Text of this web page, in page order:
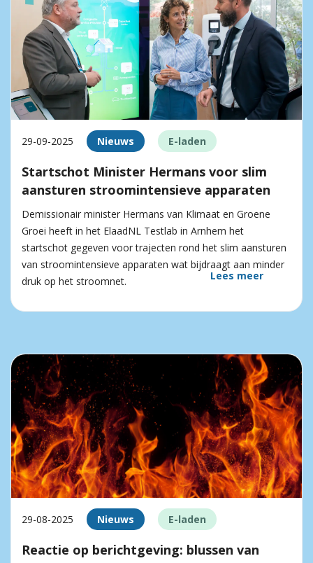
29-09-2025 Nieuws E-laden
Startschot Minister Hermans voor slim
aansturen stroomintensieve apparaten
Demissionair minister Hermans van Klimaat en Groene
Groei heeft in het ElaadNL Testlab in Arnhem het
startschot gegeven voor trajecten rond het slim aansturen
van stroomintensieve apparaten wat bijdraagt aan minder
druk op het stroomnet.
Lees meer
29-08-2025 Nieuws E-laden
Reactie op berichtgeving: blussen van